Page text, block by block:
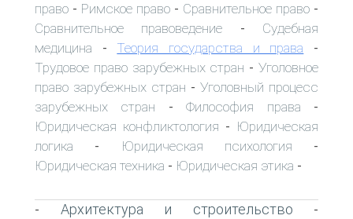
право - Римское право - Сравнительное право -
Сравнительное правоведение - Судебная
медицина - Теория государства и права -
Трудовое право зарубежных стран -Уголовное
право зарубежных стран - Уголовный процесс
зарубежных стран -Философия права -
Юридическая конфликтология - Юридическая
логика - Юридическая психология -
Юридическая техника - Юридическая этика -
- Архитектура и строительство -